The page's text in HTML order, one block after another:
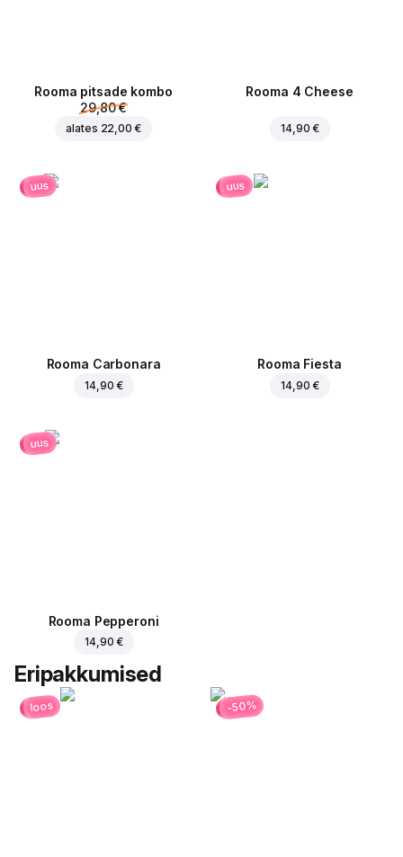
Rooma pitsade kombo
29,80 €
alates 22,00 €
Rooma 4 Cheese
14,90 €
uus
Rooma Carbonara
14,90 €
uus
Rooma Fiesta
14,90 €
uus
Rooma Pepperoni
14,90 €
Eripakkumised
loos -50%